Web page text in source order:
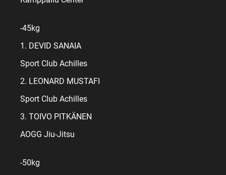
-45kg
1. DEVID SANAIA
Sport Club Achilles
2. LEONARD MUSTAFI
Sport Club Achilles
3. TOIVO PITKÄNEN
AOGG Jiu-Jitsu
-50kg